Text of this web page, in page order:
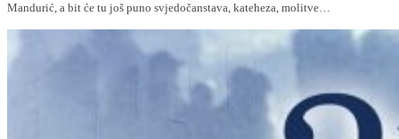
Mandurić, a bit će tu još puno svjedočanstava, kateheza, molitve…